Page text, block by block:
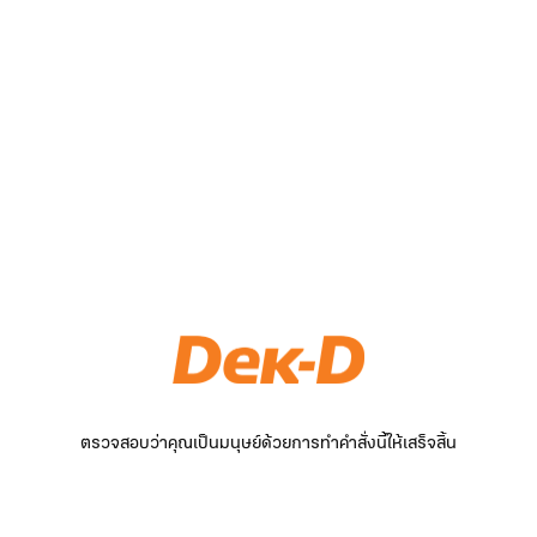
ตรวจสอบว่าคุณเป็นมนุษย์ด้วยการทำคำสั่งนี้ให้เสร็จสิ้น